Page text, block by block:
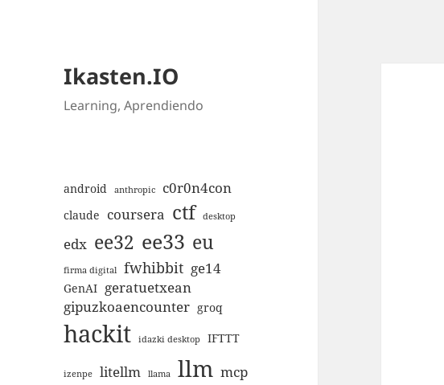
Ikasten.IO
Learning, Aprendiendo
android anthropic c0r0n4con
claude coursera ctf desktop
edx ee32 ee33 eu
firma digital fwhibbit ge14
GenAI geratuetxean
gipuzkoaencounter groq
hackit idazki desktop IFTTT
izenpe litellm llama llm mcp